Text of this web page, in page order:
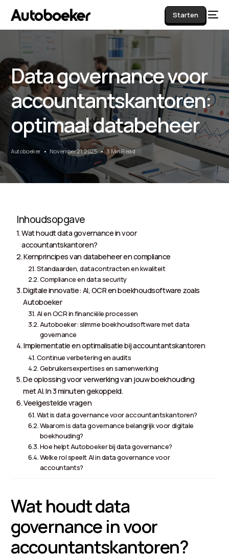
Starten
Data governance voor
accountantskantoren:
optimaal databeheer
Autoboeker November 21, 2025 3 Min Read
Inhoudsopgave
Wat houdt data governance in voor
accountantskantoren?
Kernprincipes van databeheer en compliance
Standaarden, datacontracten en kwaliteit
Compliance en data security
Digitale innovatie: AI, OCR en boekhoudsoftware zoals
Autoboeker
AI en OCR in financiële processen
Autoboeker: slimme boekhoudsoftware met data
governance
Implementatie en optimalisatie bij accountantskantoren
Continue verbetering en audits
Gebruikersexpertises en samenwerking
De oplossing voor verwerking van jouw boekhouding
met AI. In 3 minuten gekoppeld.
Veelgestelde vragen
Wat is data governance voor accountantskantoren?
Waarom is data governance belangrijk voor digitale
boekhouding?
Hoe helpt Autoboeker bij data governance?
Welke rol speelt AI in data governance voor
accountants?
Wat houdt data
governance in voor
accountantskantoren?
AI